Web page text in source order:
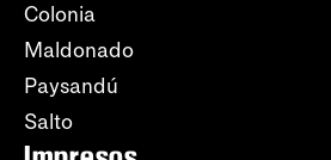
Colonia
Maldonado
Paysandú
Salto